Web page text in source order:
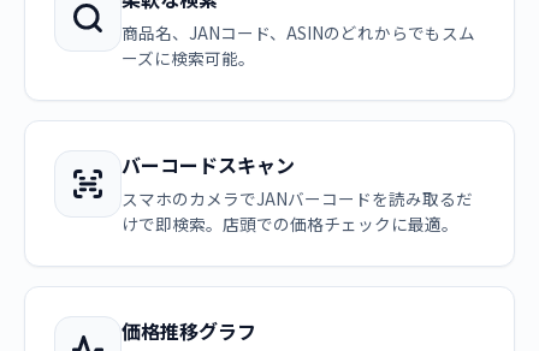
商品名、JANコード、ASINのどれからでもスム
ーズに検索可能。
バーコードスキャン
スマホのカメラでJANバーコードを読み取るだ
けで即検索。店頭での価格チェックに最適。
価格推移グラフ